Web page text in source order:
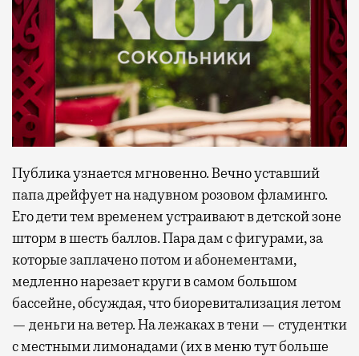
Публика узнается мгновенно. Вечно уставший
папа дрейфует на надувном розовом фламинго.
Его дети тем временем устраивают в детской зоне
шторм в шесть баллов. Пара дам с фигурами, за
которые заплачено потом и абонементами,
медленно нарезает круги в самом большом
бассейне, обсуждая, что биоревитализация летом
— деньги на ветер. На лежаках в тени — студентки
с местными лимонадами (их в меню тут больше